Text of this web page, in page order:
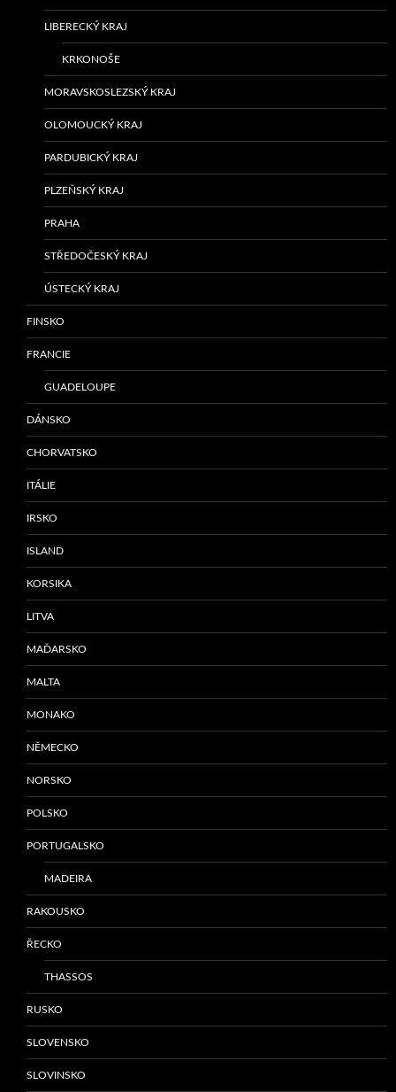
LIBERECKÝ KRAJ
KRKONOŠE
MORAVSKOSLEZSKÝ KRAJ
OLOMOUCKÝ KRAJ
PARDUBICKÝ KRAJ
PLZEŇSKÝ KRAJ
PRAHA
STŘEDOČESKÝ KRAJ
ÚSTECKÝ KRAJ
FINSKO
FRANCIE
GUADELOUPE
DÁNSKO
CHORVATSKO
ITÁLIE
IRSKO
ISLAND
KORSIKA
LITVA
MAĎARSKO
MALTA
MONAKO
NĚMECKO
NORSKO
POLSKO
PORTUGALSKO
MADEIRA
RAKOUSKO
ŘECKO
THASSOS
RUSKO
SLOVENSKO
SLOVINSKO